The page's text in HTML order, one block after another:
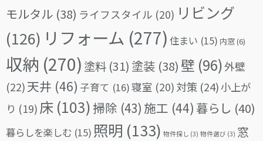
モルタル (38) ライフスタイル (20) リビング
(126) リフォーム (277) 住まい (15) 内窓(6)
収納 (270) 塗料 (31) 塗装 (38) 壁 (96)外壁
(22)天井 (46) 子育て (16)寝室 (20) 対策 (24)小上が
り (19) 床 (103)掃除 (43) 施工 (44) 暮らし (40)
暮らしを楽しむ (15) 照明 (133) 物件探し (3) 物件選び (3) 窓